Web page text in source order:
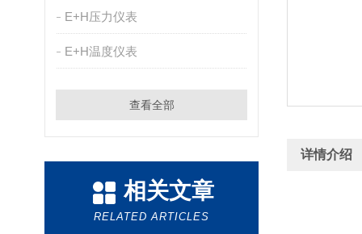
E+H压力仪表
E+H温度仪表
查看全部
相关文章
RELATED ARTICLES
详情介绍